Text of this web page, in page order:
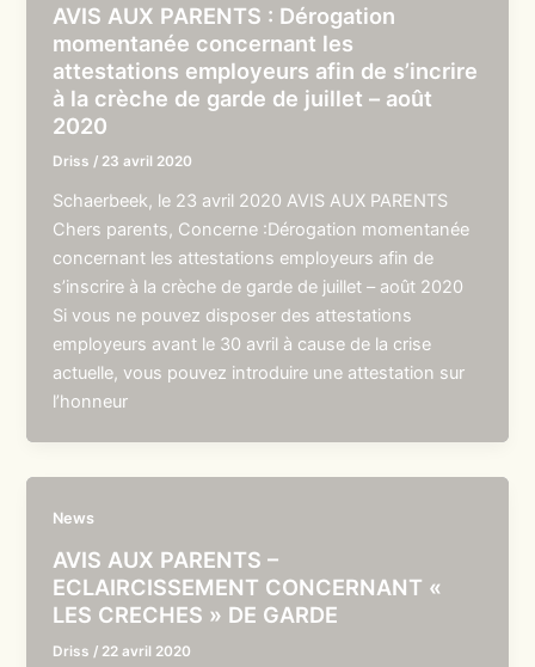
AVIS AUX PARENTS : Dérogation
momentanée concernant les
attestations employeurs afin de s’incrire
à la crèche de garde de juillet – août
2020
Driss / 23 avril 2020
Schaerbeek, le 23 avril 2020 AVIS AUX PARENTS
Chers parents, Concerne :Dérogation momentanée
concernant les attestations employeurs afin de
s’inscrire à la crèche de garde de juillet – août 2020
Si vous ne pouvez disposer des attestations
employeurs avant le 30 avril à cause de la crise
actuelle, vous pouvez introduire une attestation sur
l’honneur
News
AVIS AUX PARENTS –
ECLAIRCISSEMENT CONCERNANT «
LES CRECHES » DE GARDE
Driss / 22 avril 2020